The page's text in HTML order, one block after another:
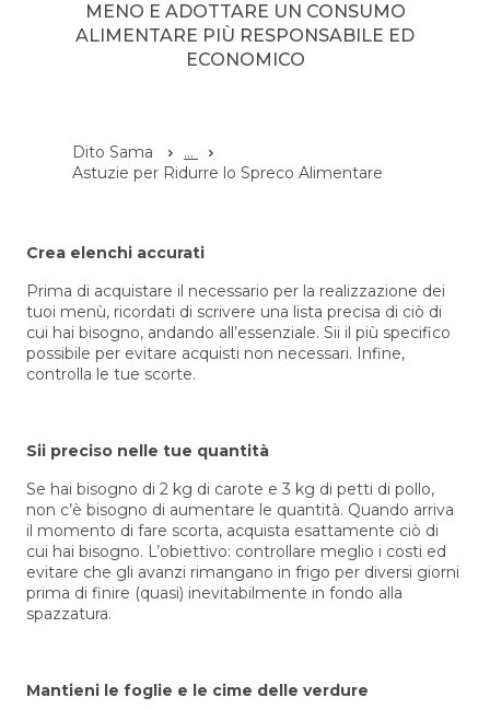
MENO E ADOTTARE UN CONSUMO
ALIMENTARE PIÙ RESPONSABILE ED
ECONOMICO
Dito Sama
...
Astuzie per Ridurre lo Spreco Alimentare
Crea elenchi accurati
Prima di acquistare il necessario per la realizzazione dei
tuoi menù, ricordati di scrivere una lista precisa di ciò di
cui hai bisogno, andando all’essenziale. Sii il più specifico
possibile per evitare acquisti non necessari. Infine,
controlla le tue scorte.
Sii preciso nelle tue quantità
Se hai bisogno di 2 kg di carote e 3 kg di petti di pollo,
non c’è bisogno di aumentare le quantità. Quando arriva
il momento di fare scorta, acquista esattamente ciò di
cui hai bisogno. L’obiettivo: controllare meglio i costi ed
evitare che gli avanzi rimangano in frigo per diversi giorni
prima di finire (quasi) inevitabilmente in fondo alla
spazzatura.
Mantieni le foglie e le cime delle verdure